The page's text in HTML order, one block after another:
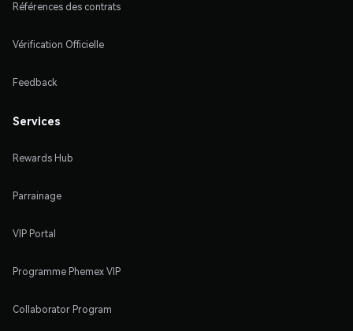
Références des contrats
Vérification Officielle
Feedback
Services
Rewards Hub
Parrainage
VIP Portal
Programme Phemex VIP
Collaborator Program